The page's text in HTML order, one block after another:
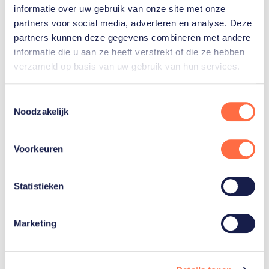
informatie over uw gebruik van onze site met onze
partners voor social media, adverteren en analyse. Deze
partners kunnen deze gegevens combineren met andere
informatie die u aan ze heeft verstrekt of die ze hebben
verzameld op basis van uw gebruik van hun services.
Noodzakelijk
Voorkeuren
Statistieken
Marketing
Vrijdag 20 oktober
Vanaf 19:00 uur: kwart finales
Zaterdag 21 oktober
vrouwelijke en twee mannelijke sporters. Mixed
'traditionele' curling, met de uitzondering dat